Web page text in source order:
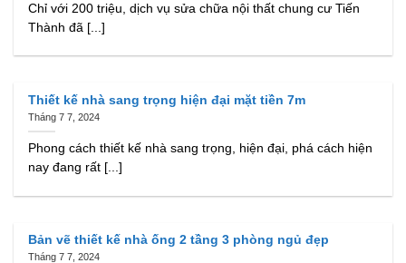
Chỉ với 200 triệu, dịch vụ sửa chữa nội thất chung cư Tiến
Thành đã [...]
Thiết kế nhà sang trọng hiện đại mặt tiền 7m
Tháng 7 7, 2024
Phong cách thiết kế nhà sang trọng, hiện đại, phá cách hiện
nay đang rất [...]
Bản vẽ thiết kế nhà ống 2 tầng 3 phòng ngủ đẹp
Tháng 7 7, 2024